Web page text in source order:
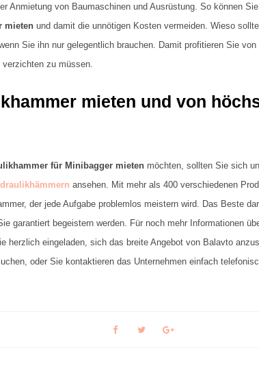
Anmietung von Baumaschinen und Ausrüstung. So können
mieten und damit die unnötigen Kosten vermeiden. Wieso
Sie ihn nur gelegentlich brauchen. Damit profitieren Sie
zu müssen.
mieten und von
für Minibagger mieten möchten, sollten Sie sich
ansehen. Mit mehr als 400 verschiedenen
der jede Aufgabe problemlos meistern wird. Das Beste
garantiert begeistern werden. Für noch mehr Informationen
herzlich eingeladen, sich das breite Angebot von Balavto
oder Sie kontaktieren das Unternehmen einfach